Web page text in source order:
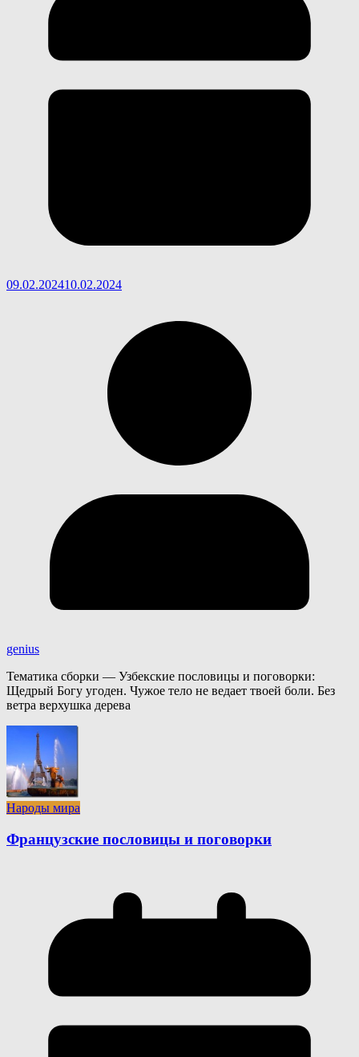
09.02.202410.02.2024
genius
Тематика сборки — Узбекские пословицы и поговорки:
Щедрый Богу угоден. Чужое тело не ведает твоей боли. Без
ветра верхушка дерева
Народы мира
Французские пословицы и поговорки